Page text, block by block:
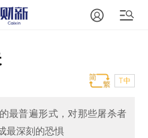
T中
最普遍形式，对那些屠杀者
最深刻的恐惧